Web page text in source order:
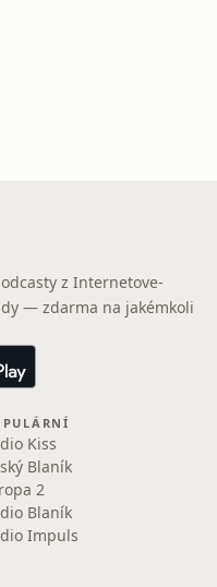
z Internetove-
— zdarma na jakémkoli
Kiss
Blaník
2
Blaník
Impuls